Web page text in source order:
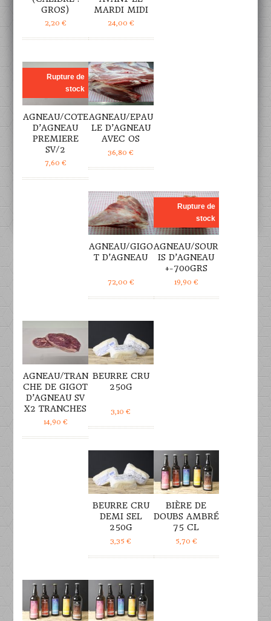
GROS)
2,20 €
MARDI MIDI
24,00 €
Rupture de
stock
AGNEAU/COTE
D’AGNEAU
PREMIERE
SV/2
7,60 €
AGNEAU/EPAU
LE D’AGNEAU
AVEC OS
36,80€
AGNEAU/GIGO
T D’AGNEAU
72,00 €
Rupture de
stock
AGNEAU/SOUR
IS D’AGNEAU
+-700GRS
19,90 €
AGNEAU/TRAN
CHE DE GIGOT
D’AGNEAU SV
X2 TRANCHES
14,90 €
BEURRE CRU
250G
3,10€
BEURRE CRU
DEMI SEL
250G
3,35€
BIÈRE DE
DOUBS AMBRÉ
75 CL
5,70 €